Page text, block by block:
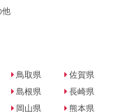
他
鳥取県
島根県
岡山県
佐賀県
長崎県
熊本県